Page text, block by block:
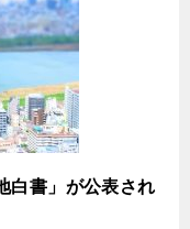
白書」が公表され